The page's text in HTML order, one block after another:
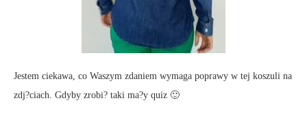
Jestem ciekawa, co Waszym zdaniem wymaga poprawy w tej koszuli na
zdj?ciach. Gdyby zrobi? taki ma?y quiz 🙂